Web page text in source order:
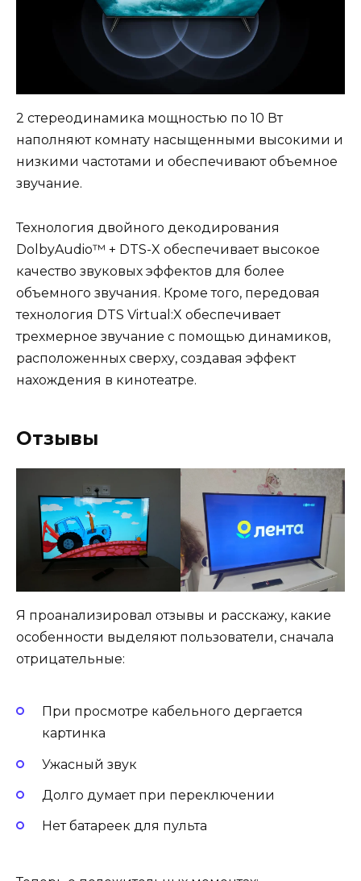
2 стереодинамика мощностью по 10 Вт
наполняют комнату насыщенными высокими и
низкими частотами и обеспечивают объемное
звучание.
Технология двойного декодирования
DolbyAudio™ + DTS-X обеспечивает высокое
качество звуковых эффектов для более
объемного звучания. Кроме того, передовая
технология DTS Virtual:X обеспечивает
трехмерное звучание с помощью динамиков,
расположенных сверху, создавая эффект
нахождения в кинотеатре.
Отзывы
Я проанализировал отзывы и расскажу, какие
особенности выделяют пользователи, сначала
отрицательные:
При просмотре кабельного дергается
картинка
Ужасный звук
Долго думает при переключении
Нет батареек для пульта